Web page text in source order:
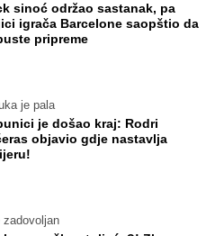
sinoć održao sastanak, pa
igrača Barcelone saopštio da
pripreme
je pala
je došao kraj: Rodri
objavio gdje nastavlja
zadovoljan